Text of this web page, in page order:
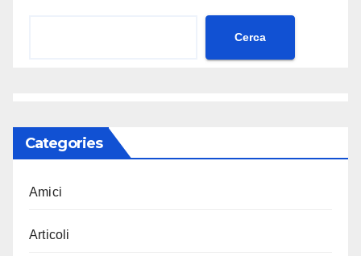
Cerca
Categories
Amici
Articoli